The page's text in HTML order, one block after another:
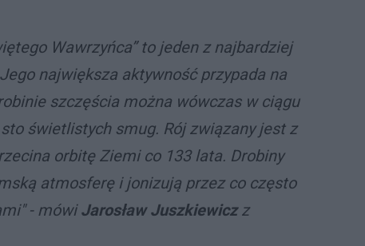
Wawrzyńca” to jeden z najbardziej
największa aktywność przypada na
szczęścia można wówczas w ciągu
świetlistych smug. Rój związany jest z
orbitę Ziemi co 133 lata. Drobiny
atmosferę i jonizują przez co często
- mówiJarosław Juszkiewiczz